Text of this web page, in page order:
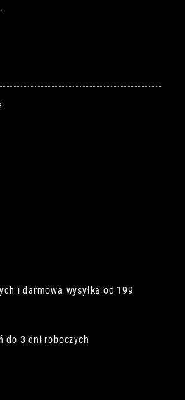
i darmowa wysyłka od 199
do 3 dni roboczych